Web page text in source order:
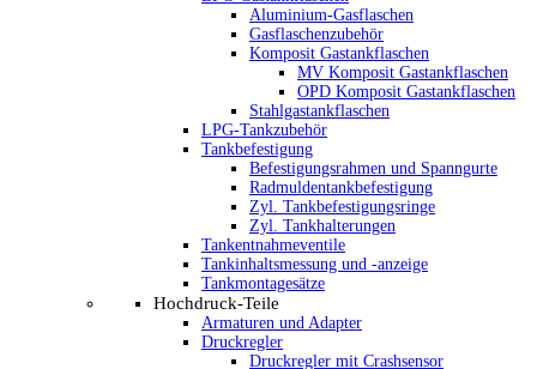
Aluminium-Gasflaschen
Gasflaschenzubehör
Komposit Gastankflaschen
MV Komposit Gastankflaschen
OPD Komposit Gastankflaschen
Stahlgastankflaschen
LPG-Tankzubehör
Tankbefestigung
Befestigungsrahmen und Spanngurte
Radmuldentankbefestigung
Zyl. Tankbefestigungsringe
Zyl. Tankhalterungen
Tankentnahmeventile
Tankinhaltsmessung und -anzeige
Tankmontagesätze
Hochdruck-Teile
Armaturen und Adapter
Druckregler
Druckregler mit Crashsensor